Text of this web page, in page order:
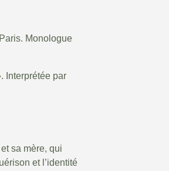
Monologue
Interprétée par
sa mère, qui
et l’identité